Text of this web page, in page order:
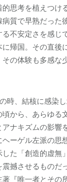
思考を植えつけ
質で早熟だった
る不安定さを感じ
帰国。その直後
その体験も多感な
時、結核に感染
から、あらゆる
ナキズムの影響
ーゲル左派の思
した「創造的虚無
震撼させるものだ
著『唯一者とその